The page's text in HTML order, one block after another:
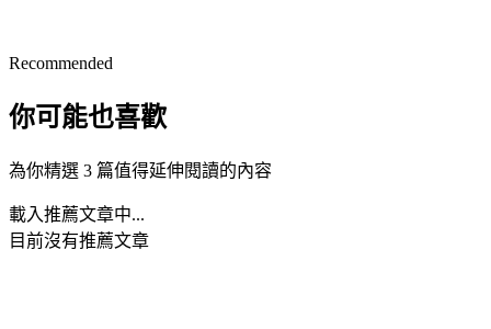
Recommended
你可能也喜歡
為你精選 3 篇值得延伸閱讀的內容
載入推薦文章中...
目前沒有推薦文章